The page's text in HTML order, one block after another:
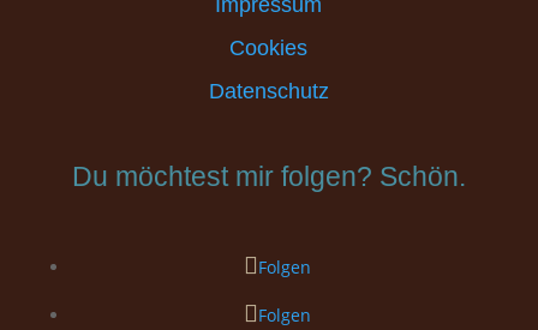
Impressum
Cookies
Datenschutz
Du möchtest mir folgen? Schön.
Folgen
Folgen